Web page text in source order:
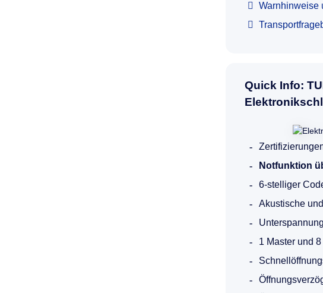
Warnhinweise
Quick Info:
Notfunktion
6-stelliger
Akustische
1 Master und